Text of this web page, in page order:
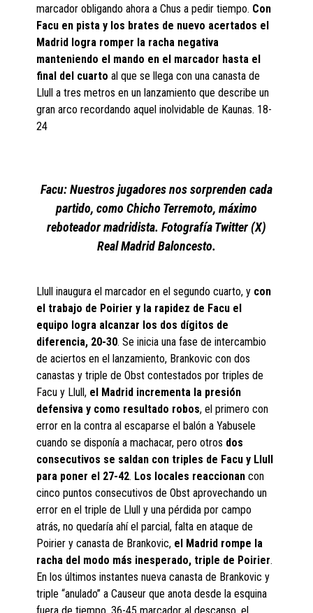
marcador obligando ahora a Chus a pedir tiempo. Con
Facu en pista y los brates de nuevo acertados el
Madrid logra romper la racha negativa
manteniendo el mando en el marcador hasta el
final del cuarto al que se llega con una canasta de
Llull a tres metros en un lanzamiento que describe un
gran arco recordando aquel inolvidable de Kaunas. 18-
24
Facu: Nuestros jugadores nos sorprenden cada
partido, como Chicho Terremoto, máximo
reboteador madridista. Fotografía Twitter (X)
Real Madrid Baloncesto.
Llull inaugura el marcador en el segundo cuarto, y con
el trabajo de Poirier y la rapidez de Facu el
equipo logra alcanzar los dos dígitos de
diferencia, 20-30. Se inicia una fase de intercambio
de aciertos en el lanzamiento, Brankovic con dos
canastas y triple de Obst contestados por triples de
Facu y Llull, el Madrid incrementa la presión
defensiva y como resultado robos, el primero con
error en la contra al escaparse el balón a Yabusele
cuando se disponía a machacar, pero otros dos
consecutivos se saldan con triples de Facu y Llull
para poner el 27-42. Los locales reaccionan con
cinco puntos consecutivos de Obst aprovechando un
error en el triple de Llull y una pérdida por campo
atrás, no quedaría ahí el parcial, falta en ataque de
Poirier y canasta de Brankovic, el Madrid rompe la
racha del modo más inesperado, triple de Poirier.
En los últimos instantes nueva canasta de Brankovic y
triple “anulado” a Causeur que anota desde la esquina